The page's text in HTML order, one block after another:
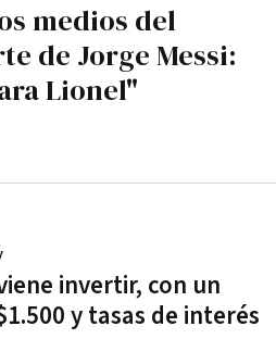
medios del
de Jorge Messi:
Lionel"
invertir, con un
y tasas de interés